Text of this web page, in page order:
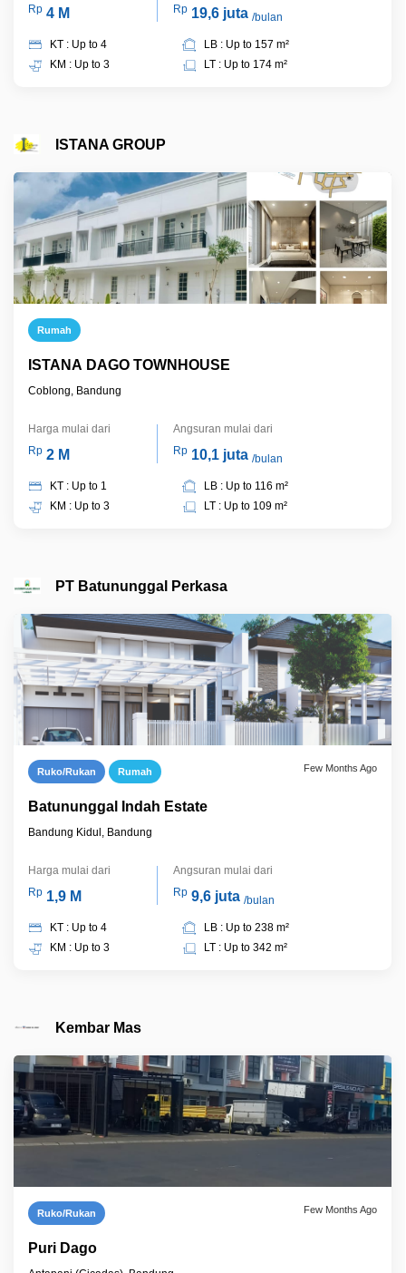
Rp 4 M
Rp 19,6 juta /bulan
KT : Up to 4
KM : Up to 3
LB : Up to 157 m²
LT : Up to 174 m²
ISTANA GROUP
Rumah
ISTANA DAGO TOWNHOUSE
Coblong, Bandung
Harga mulai dari
Rp 2 M
Angsuran mulai dari
Rp 10,1 juta /bulan
KT : Up to 1
KM : Up to 3
LB : Up to 116 m²
LT : Up to 109 m²
PT Batununggal Perkasa
Ruko/Rukan Rumah Few Months Ago
Batununggal Indah Estate
Bandung Kidul, Bandung
Harga mulai dari
Rp 1,9 M
Angsuran mulai dari
Rp 9,6 juta /bulan
KT : Up to 4
KM : Up to 3
LB : Up to 238 m²
LT : Up to 342 m²
Kembar Mas
Ruko/Rukan Few Months Ago
Puri Dago